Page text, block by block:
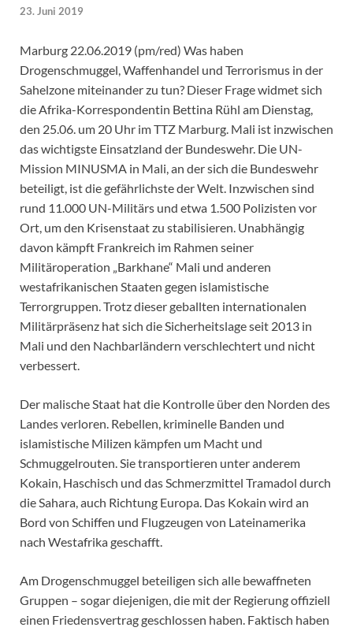
23. Juni 2019
Marburg 22.06.2019 (pm/red) Was haben
Drogenschmuggel, Waffenhandel und Terrorismus in der
Sahelzone miteinander zu tun? Dieser Frage widmet sich
die Afrika-Korrespondentin Bettina Rühl am Dienstag,
den 25.06. um 20 Uhr im TTZ Marburg. Mali ist inzwischen
das wichtigste Einsatzland der Bundeswehr. Die UN-
Mission MINUSMA in Mali, an der sich die Bundeswehr
beteiligt, ist die gefährlichste der Welt. Inzwischen sind
rund 11.000 UN-Militärs und etwa 1.500 Polizisten vor
Ort, um den Krisenstaat zu stabilisieren. Unabhängig
davon kämpft Frankreich im Rahmen seiner
Militäroperation „Barkhane“ Mali und anderen
westafrikanischen Staaten gegen islamistische
Terrorgruppen. Trotz dieser geballten internationalen
Militärpräsenz hat sich die Sicherheitslage seit 2013 in
Mali und den Nachbarländern verschlechtert und nicht
verbessert.
Der malische Staat hat die Kontrolle über den Norden des
Landes verloren. Rebellen, kriminelle Banden und
islamistische Milizen kämpfen um Macht und
Schmuggelrouten. Sie transportieren unter anderem
Kokain, Haschisch und das Schmerzmittel Tramadol durch
die Sahara, auch Richtung Europa. Das Kokain wird an
Bord von Schiffen und Flugzeugen von Lateinamerika
nach Westafrika geschafft.
Am Drogenschmuggel beteiligen sich alle bewaffneten
Gruppen – sogar diejenigen, die mit der Regierung offiziell
einen Friedensvertrag geschlossen haben. Faktisch haben